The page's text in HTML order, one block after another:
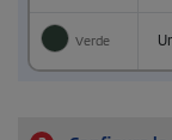
Verde